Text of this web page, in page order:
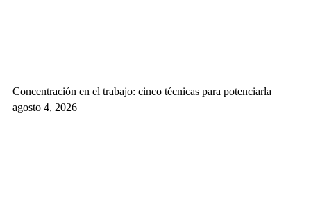
Concentración en el trabajo: cinco técnicas para potenciarla
agosto 4, 2026